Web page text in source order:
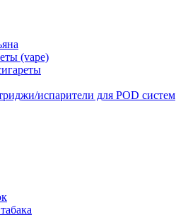
(vape)
испарители для POD систем